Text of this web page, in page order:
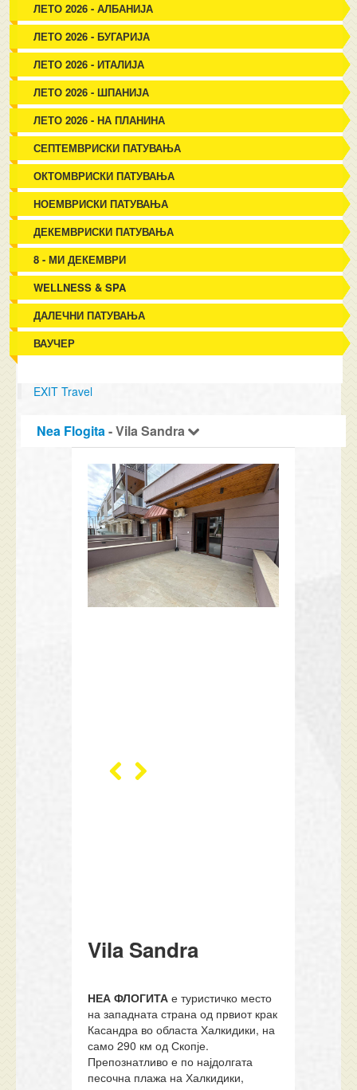
ЛЕТО 2026 - АЛБАНИЈА
ЛЕТО 2026 - БУГАРИЈА
ЛЕТО 2026 - ИТАЛИЈА
ЛЕТО 2026 - ШПАНИЈА
ЛЕТО 2026 - НА ПЛАНИНА
СЕПТЕМВРИСКИ ПАТУВАЊА
ОКТОМВРИСКИ ПАТУВАЊА
НОЕМВРИСКИ ПАТУВАЊА
ДЕКЕМВРИСКИ ПАТУВАЊА
8 - МИ ДЕКЕМВРИ
WELLNESS & SPA
ДАЛЕЧНИ ПАТУВАЊА
ВАУЧЕР
EXIT Travel
Nea Flogita- Vila Sandra
Vila Sandra
НЕА ФЛОГИТА е туристичко место
на западната страна од првиот крак
Касандра во областа Халкидики, на
само 290 км од Скопје.
Препознатливо е по најдолгата
песочна плажа на Халкидики,